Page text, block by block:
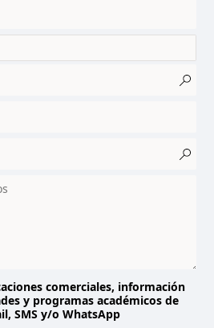
comerciales, información
y programas académicos de
SMS y/o WhatsApp